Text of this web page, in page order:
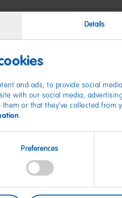
Details
and ads, to provide social
with our social media,
them or that they’ve collected
.
Preferences
Stärke; Feuchthaltemittel:
Äpfelsäure;
Mono- und Diglyceride
Karotte,